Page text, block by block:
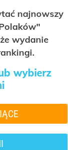
najnowszy
wydanie
wybierz